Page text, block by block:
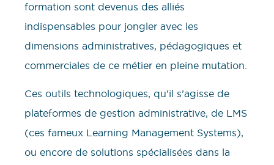
formation sont devenus des alliés
indispensables pour jongler avec les
dimensions administratives, pédagogiques et
commerciales de ce métier en pleine mutation.
Ces outils technologiques, qu’il s’agisse de
plateformes de gestion administrative, de LMS
(ces fameux Learning Management Systems),
ou encore de solutions spécialisées dans la